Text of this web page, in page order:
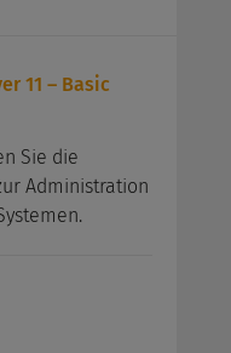
11 – Basic
Sie die
Administration